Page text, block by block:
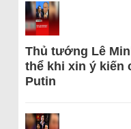
Thủ tướng Lê
thể khi xin ý kiến
Putin